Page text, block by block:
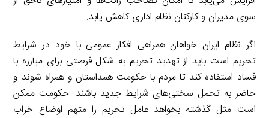
سوی مدیران و کارکنان نظام اداری کاهش یابد.
اگر نظام ایران خواهان همراهی افکار عمومی با خود در شرایط
تحریم است باید از تهدید تحریم به شکل فرصتی برای مبارزه با
فساد استفاده کند تا مردم با حکومت همداستان و همراه شوند و
حاضر به تحمل سختی‌های شرایط جدید باشند. حکومت ممکن
است مثل گذشته بخواهد عامل تحریم را متهم اوضاع خراب